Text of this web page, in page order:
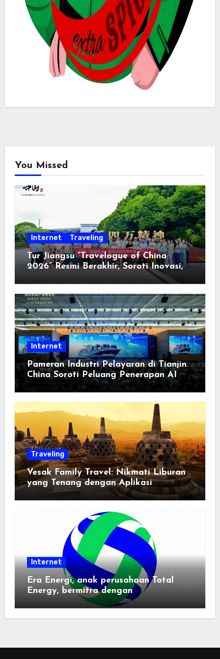
You Missed
Internet Traveling
Tur Jiangsu “Travelogue of China
2026” Resmi Berakhir, Soroti Inovasi,
Keterbukaan, dan Pembangunan
Internet
Pameran Industri Pelayaran di Tianjin
China Soroti Peluang Penerapan AI
Traveling
Vesak Family Travel: Nikmati Liburan
yang Tenang dengan Aplikasi
Pemindai PDF
Internet
Era Energi, anak perusahaan Total
Energy, bermitra dengan
Zhuochuangtong untuk mempercepat
transisi energi Indonesia — raksasa